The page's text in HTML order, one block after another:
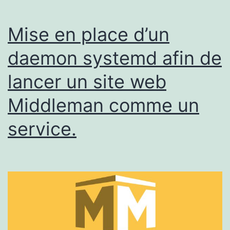
Mise en place d’un
daemon systemd afin de
lancer un site web
Middleman comme un
service.